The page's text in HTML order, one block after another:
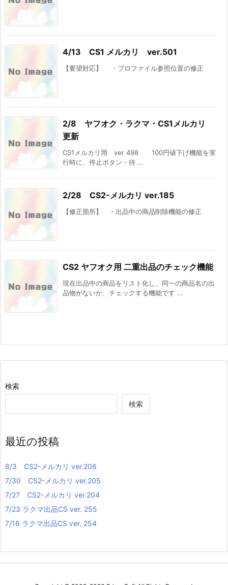
4/13 CS1 メルカリ ver.501
【要望対応】 ・プロファイル参照位置の修正
2/8 ヤフオク・ラクマ・CS1メルカリ
更新
CS1メルカリ用 ver 498 100円値下げ機能を実
行時に、停止ボタン・待 ...
2/28 CS2-メルカリ ver.185
【修正箇所】 ・出品中の商品削除機能の修正
CS2 ヤフオク用 二重出品のチェック機能
現在出品中の商品をリスト化し、同一の商品名の出
品物がないか、チェックする機能です ...
検索
検索
最近の投稿
8/3 CS2-メルカリ ver.206
7/30 CS2-メルカリ ver.205
7/27 CS2-メルカリ ver.204
7/23 ラクマ出品CS ver. 255
7/16 ラクマ出品CS ver. 254